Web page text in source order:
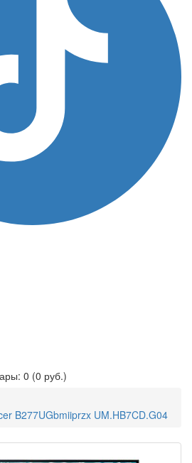
0 (0 руб.)
B277UGbmiiprzx UM.HB7CD.G04